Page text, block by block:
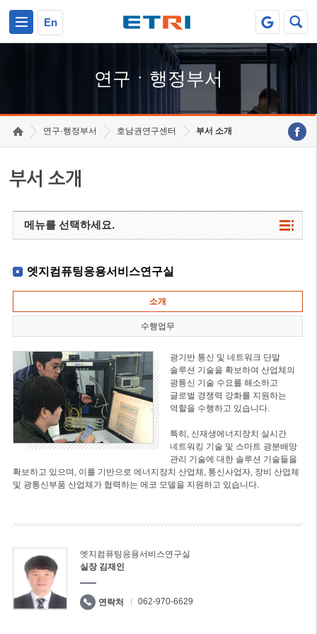
En
연구ㆍ행정부서
연구·행정부서 호남권연구센터 부서 소개
부서 소개
메뉴를 선택하세요.
엣지컴퓨팅응용서비스연구실
소개
수행업무
광기반 통신 및 네트워크 단말
솔루션 기술을 확보하여 산업체의
광통신 기술 수요를 해소하고
글로벌 경쟁력 강화를 지원하는
역할을 수행하고 있습니다.
특히, 신재생에너지장치 실시간
네트워킹 기술 및 스마트 광분배망
관리 기술에 대한 솔루션 기술들을
확보하고 있으며, 이를 기반으로 에너지장치 산업체, 통신사업자, 장비 산업체
및 광통신부품 산업체가 협력하는 에코 모델을 지원하고 있습니다.
엣지컴퓨팅응용서비스연구실
실장 김재인
연락처 062-970-6629